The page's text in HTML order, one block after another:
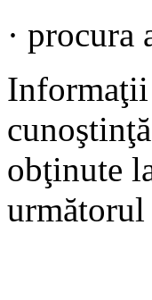
·
Informaţii
obţinute